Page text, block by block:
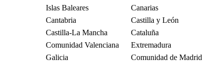
Islas Baleares
Canarias
Cantabria
Castilla y León
Castilla-La Mancha
Cataluña
Comunidad Valenciana
Extremadura
Galicia
Comunidad de Madrid